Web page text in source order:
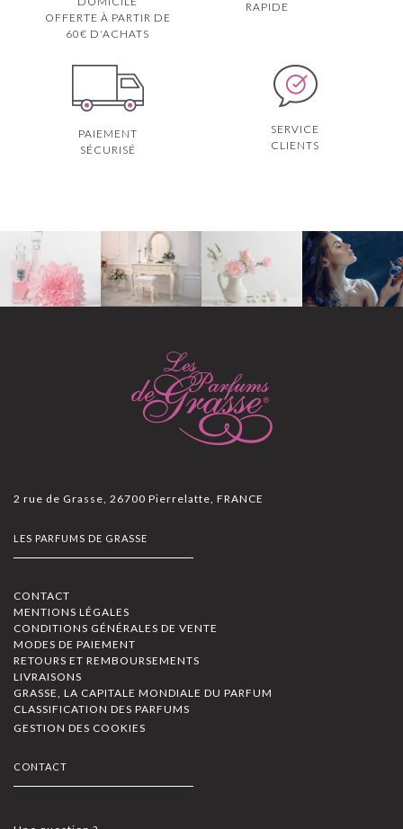
OFFERTE À PARTIR DE
60€ D'ACHATS
RAPIDE
PAIEMENT
SÉCURISÉ
SERVICE
CLIENTS
2 rue de Grasse, 26700 Pierrelatte, FRANCE
LES PARFUMS DE GRASSE
CONTACT
MENTIONS LÉGALES
CONDITIONS GÉNÉRALES DE VENTE
MODES DE PAIEMENT
RETOURS ET REMBOURSEMENTS
LIVRAISONS
GRASSE, LA CAPITALE MONDIALE DU PARFUM
CLASSIFICATION DES PARFUMS
GESTION DES COOKIES
CONTACT